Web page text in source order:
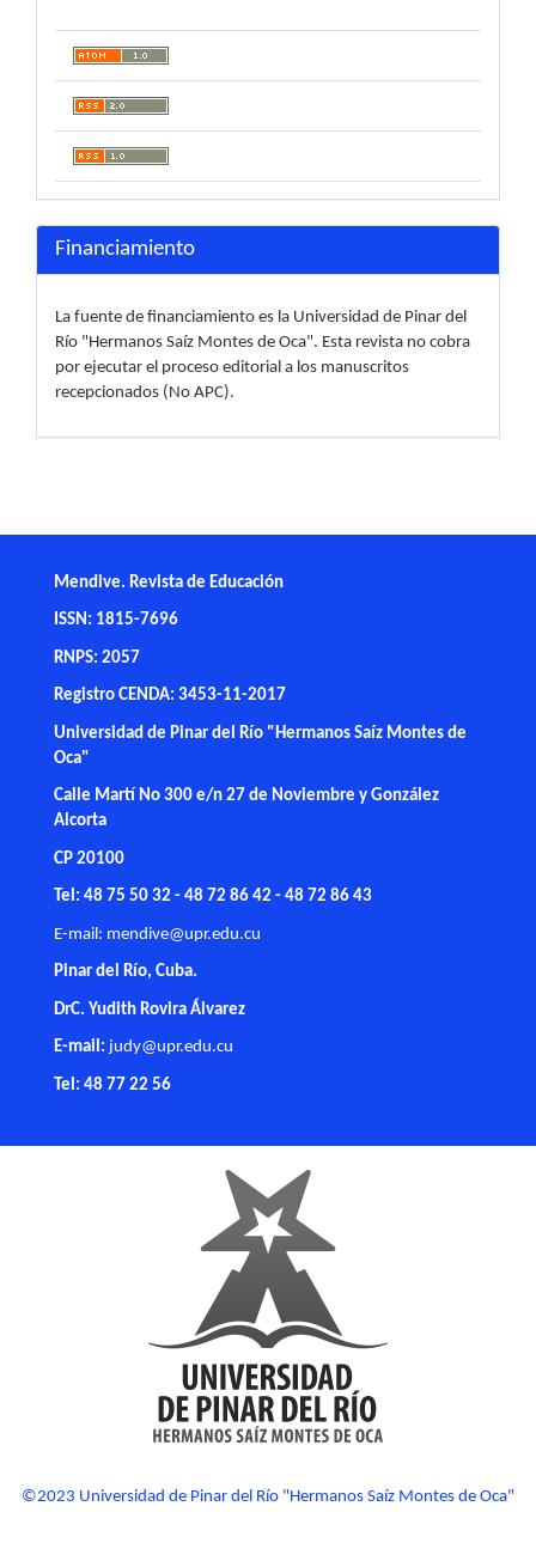
Financiamiento
La fuente de financiamiento es la Universidad de Pinar del
Río "Hermanos Saíz Montes de Oca". Esta revista no cobra
por ejecutar el proceso editorial a los manuscritos
recepcionados (No APC).
Mendive. Revista de Educación
ISSN: 1815-7696
RNPS: 2057
Registro CENDA: 3453-11-2017
Universidad de Pinar del Río "Hermanos Saíz Montes de
Oca"
Calle Martí No 300 e/n 27 de Noviembre y González
Alcorta
CP 20100
Tel: 48 75 50 32 - 48 72 86 42 - 48 72 86 43
E-mail: mendive@upr.edu.cu
Pinar del Río, Cuba.
DrC. Yudith Rovira Álvarez
E-mail: judy@upr.edu.cu
Tel: 48 77 22 56
©2023 Universidad de Pinar del Río "Hermanos Saíz Montes de Oca"